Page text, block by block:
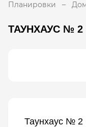
Планировки
ТАУНХАУС № 2
Таунхаус № 2